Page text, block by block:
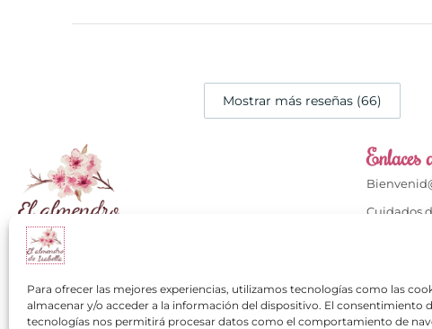
Para ofrecer las mejores experiencias, utilizamos tecnologías como las
almacenar y/o acceder a la información del dispositivo. El consentimiento
tecnologías nos permitirá procesar datos como el comportamiento de
Mostrar más reseñas (66)
Calzados con mucho
contacto@elalmendrodeisabella.com
Enlaces
Cuidados
Cuidados
Mi cuenta
Los